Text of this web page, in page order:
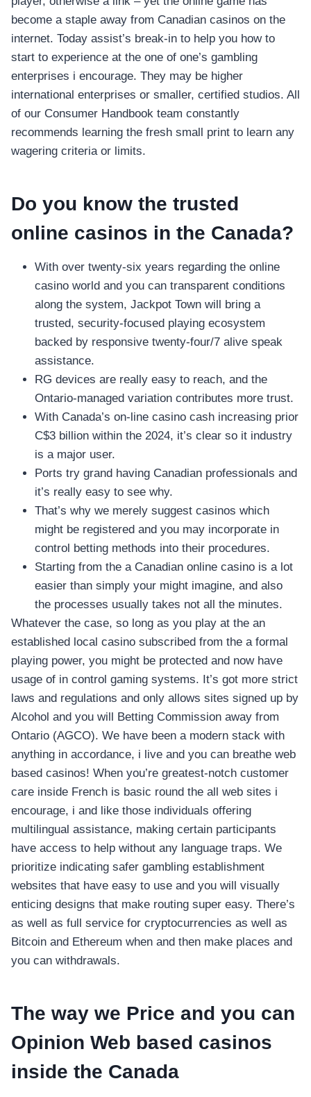
อุปกรณ์เพื่อความบันเทิง
อุปกรณ์เพื่อความบันเทิง
หูฟัง
ลำโพง
โทรทัศน์
สินค้าตามแบรนด์
become a staple away from Canadian casinos on the
internet. Today assist’s break-in to help you how to
start to experience at the one of one’s gambling
enterprises i encourage. They may be higher
international enterprises or smaller, certified studios. All
of our Consumer Handbook team constantly
recommends learning the fresh small print to learn any
wagering criteria or limits.
Do you know the trusted
online casinos in the Canada?
With over twenty-six years regarding the online
casino world and you can transparent conditions
along the system, Jackpot Town will bring a
trusted, security-focused playing ecosystem
backed by responsive twenty-four/7 alive speak
assistance.
RG devices are really easy to reach, and the
Ontario-managed variation contributes more trust.
With Canada’s on-line casino cash increasing prior
C$3 billion within the 2024, it’s clear so it industry
is a major user.
Ports try grand having Canadian professionals and
it’s really easy to see why.
That’s why we merely suggest casinos which
might be registered and you may incorporate in
control betting methods into their procedures.
Starting from the a Canadian online casino is a lot
easier than simply your might imagine, and also
the processes usually takes not all the minutes.
Whatever the case, so long as you play at the an
established local casino subscribed from the a formal
playing power, you might be protected and now have
usage of in control gaming systems. It’s got more strict
laws and regulations and only allows sites signed up by
Alcohol and you will Betting Commission away from
Ontario (AGCO). We have been a modern stack with
anything in accordance, i live and you can breathe web
based casinos! When you’re greatest-notch customer
care inside French is basic round the all web sites i
encourage, i and like those individuals offering
multilingual assistance, making certain participants
have access to help without any language traps. We
prioritize indicating safer gambling establishment
websites that have easy to use and you will visually
enticing designs that make routing super easy. There’s
as well as full service for cryptocurrencies as well as
Bitcoin and Ethereum when and then make places and
you can withdrawals.
The way we Price and you can
Opinion Web based casinos
inside the Canada